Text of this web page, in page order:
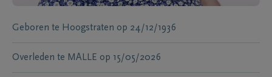
Geboren te Hoogstraten op 24/12/1936
Overleden te MALLE op 15/05/2026